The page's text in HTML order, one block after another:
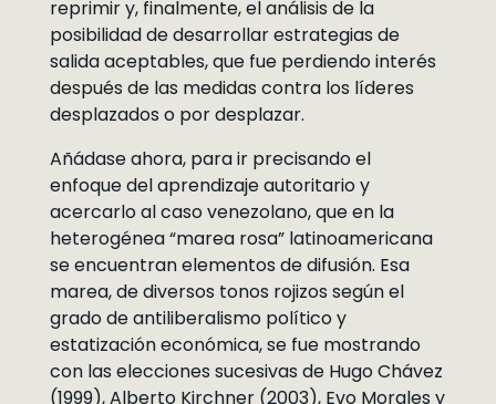
reprimir y, finalmente, el análisis de la
posibilidad de desarrollar estrategias de
salida aceptables, que fue perdiendo interés
después de las medidas contra los líderes
desplazados o por desplazar.
Añádase ahora, para ir precisando el
enfoque del aprendizaje autoritario y
acercarlo al caso venezolano, que en la
heterogénea “marea rosa” latinoamericana
se encuentran elementos de difusión. Esa
marea, de diversos tonos rojizos según el
grado de antiliberalismo político y
estatización económica, se fue mostrando
con las elecciones sucesivas de Hugo Chávez
(1999), Alberto Kirchner (2003), Evo Morales y